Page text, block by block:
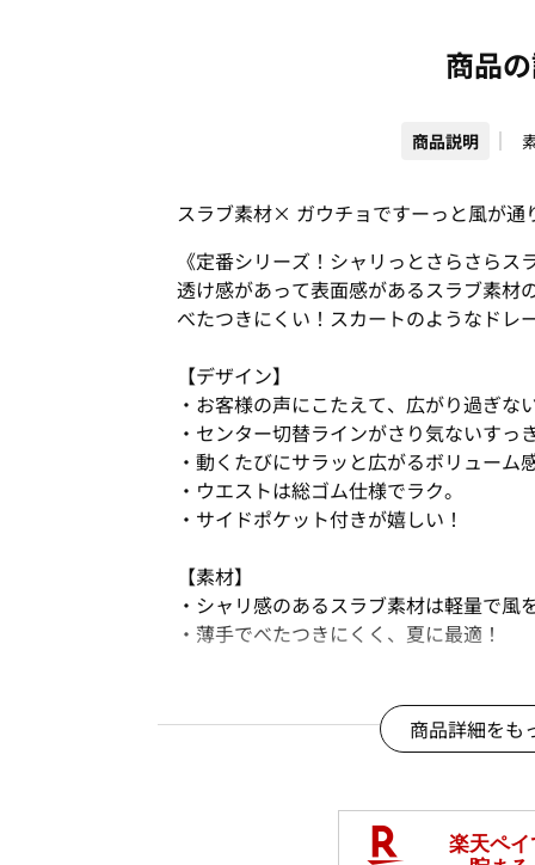
商品
商品説明
スラブ素材× ガウチョですーっと風が通
《定番シリーズ！シャリっとさらさらス
透け感があって表面感があるスラブ素材
べたつきにくい！スカートのようなド
【デザイン】
・お客様の声にこたえて、広がり過ぎな
・センター切替ラインがさり気ないすっ
・動くたびにサラッと広がるボリューム
・ウエストは総ゴム仕様でラク。
・サイドポケット付きが嬉しい！
【素材】
・シャリ感のあるスラブ素材は軽量で風
・薄手でべたつきにくく、夏に最適！
・スカート見えするボリュームのあるシ
ルオーバーなどがおすすめ！
る万能ガウチョパンツです。
商品詳細をも